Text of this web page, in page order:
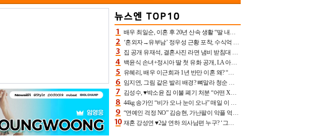
배우 최일순, 이혼 후 20년 산속 생활 “딸 내가 버렸다고 원망‥맘 아파”(특종)[어제TV]
‘혼외자→유부남’ 정우성 근황 포착, 수식억 해킹 피해 후배 만났다 “존경하는”
집 공개 유재석, 결혼사진 라면 냄비 받침대 되고 분노‥가족사진도 피해(놀뭐)[어제TV]
백윤식 손녀+정시아 딸 첫 유화 공개, LA 아트쇼→서울국제조각페스타 작가다운 수준급 실력
유혜리, 배우 이근희과 1년 반만 이혼 왜? “식칼 꽂고 의자 던져” 충격 폭로(특종)[어제TV]
임지연, 그림 같은 발리 배경? 뼈말라 청순 비키니 핏에 상대 안 되네
김성수, ♥박소윤 집 이불 폐기 처분 “어떤 X이랑 썼을지 몰라” 질투(신랑수업2)[어제TV]
44kg 송가인 “비가 오나 눈이 오나” 매일 이 운동, 허벅지 근육량 상승+체지방 감소
“연예인 걱정 NO” 김승현, 가난팔이 악플 억울할만‥아내+딸과 日 여행
재혼 강성연 ♥2살 연하 의사남편 누구? ‘그알’ 자문의에 훈남 비주얼 초엘리트 스펙 [종합]